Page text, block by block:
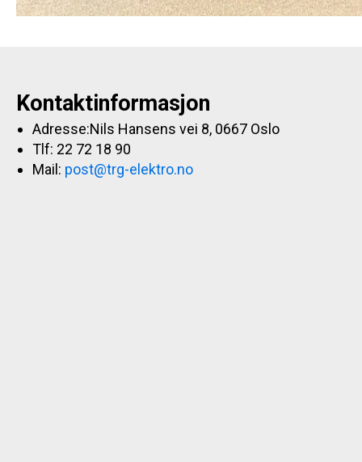
Kontaktinformasjon
Adresse:Nils Hansens vei 8, 0667 Oslo
Tlf: 22 72 18 90
Mail: post@trg-elektro.no